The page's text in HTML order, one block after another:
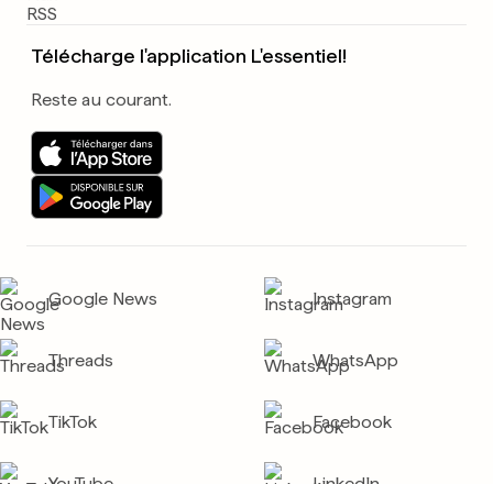
Télécharge l'application L'essentiel!
Reste au courant.
Google News Instagram
Threads WhatsApp
TikTok Facebook